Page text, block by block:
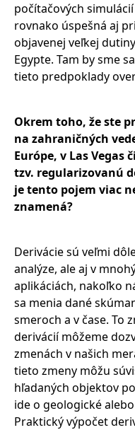
počítačových
rovnako úspešná aj
objavenej veľkej
Egypte. Tam by sme
tieto predpoklady
Okrem toho, že ste
na zahraničných
Európe, v Las Vegas
tzv. regularizovanú
je tento pojem viac
znamená?
Derivácie sú veľmi
analýze, ale aj v
aplikáciách, nakoľko
sa menia dané
smeroch a v čase. To
derivácií môžeme
zmenách v našich
tieto zmeny môžu
hľadaných objektov
ide o geologické
Praktický výpočet